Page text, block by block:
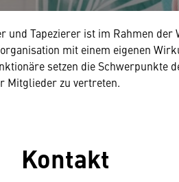
und Tapezierer ist im Rahmen
mit einem eigenen
setzen die Schwerpunkte
Mitglieder zu vertreten.
Kontakt